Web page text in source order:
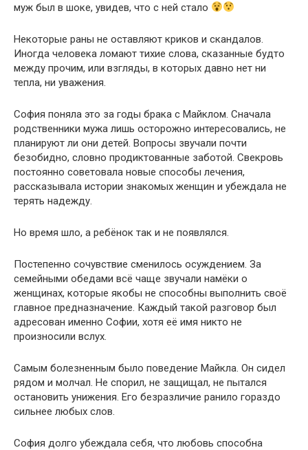
муж был в шоке, увидев, что с ней стало
Некоторые раны не оставляют криков и скандалов.
Иногда человека ломают тихие слова, сказанные будто
между прочим, или взгляды, в которых давно нет ни
тепла, ни уважения.
София поняла это за годы брака с Майклом. Сначала
родственники мужа лишь осторожно интересовались, не
планируют ли они детей. Вопросы звучали почти
безобидно, словно продиктованные заботой. Свекровь
постоянно советовала новые способы лечения,
рассказывала истории знакомых женщин и убеждала не
терять надежду.
Но время шло, а ребёнок так и не появлялся.
Постепенно сочувствие сменилось осуждением. За
семейными обедами всё чаще звучали намёки о
женщинах, которые якобы не способны выполнить своё
главное предназначение. Каждый такой разговор был
адресован именно Софии, хотя её имя никто не
произносили вслух.
Самым болезненным было поведение Майкла. Он сидел
рядом и молчал. Не спорил, не защищал, не пытался
остановить унижения. Его безразличие ранило гораздо
сильнее любых слов.
София долго убеждала себя, что любовь способна